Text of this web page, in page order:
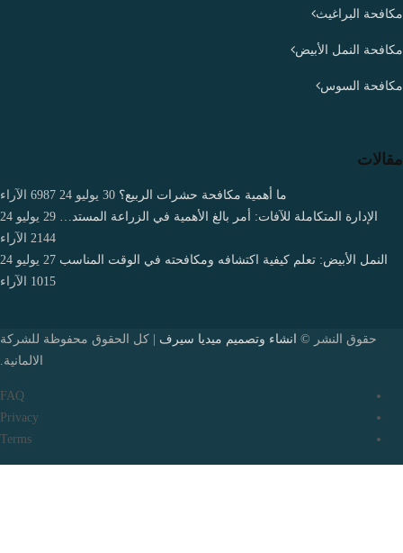
مكافحة البراغيث
مكافحة النمل الأبيض
مكافحة السوس
مقالات
ما أهمية مكافحة حشرات الربيع؟ 30 يوليو 24 6987 الآراء
الإدارة المتكاملة للآفات: أمر بالغ الأهمية في الزراعة المستد…
29 يوليو 24
2144
الآراء
النمل الأبيض: تعلم كيفية اكتشافه ومكافحته في الوقت المناسب 27 يوليو 24
1015
الآراء
حقوق النشر © انشاء وتصميم ميديا سيرف | كل الحقوق محفوظة للشركة
الالمانية.
FAQ
Privacy
Terms